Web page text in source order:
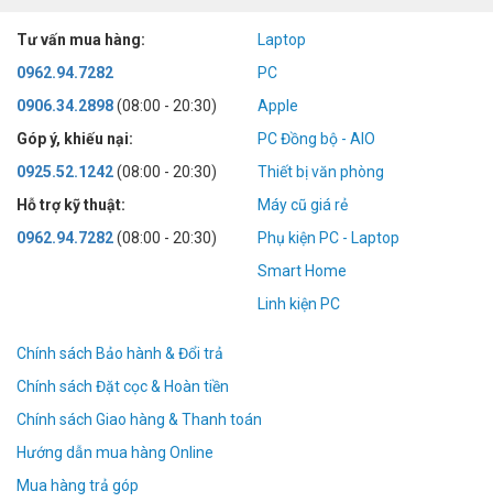
Tư vấn mua hàng:
0962.94.7282
0906.34.2898(08:00 - 20:30)
Góp ý, khiếu nại:
0925.52.1242(08:00 - 20:30)
Hỗ trợ kỹ thuật:
0962.94.7282(08:00 - 20:30)
Laptop
PC
Apple
PC Đồng bộ - AIO
Thiết bị văn phòng
Máy cũ giá rẻ
Phụ kiện PC - Laptop
Smart Home
Linh kiện PC
Chính sách Bảo hành & Đổi trả
Chính sách Đặt cọc & Hoàn tiền
Chính sách Giao hàng & Thanh toán
Hướng dẫn mua hàng Online
Mua hàng trả góp